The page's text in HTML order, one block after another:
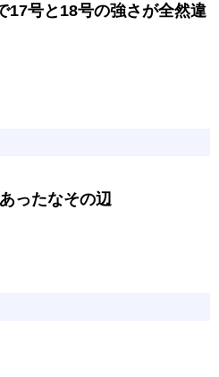
17号と18号の強さが全然違
ったなその辺